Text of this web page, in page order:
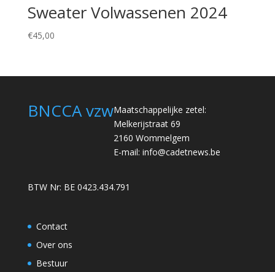
Sweater Volwassenen 2024
€45,00
BNCCA vzwMaatschappelijke zetel:
Melkerijstraat 69
2160 Wommelgem
E-mail: info@cadetnews.be
BTW Nr: BE 0423.434.791
Contact
Over ons
Bestuur